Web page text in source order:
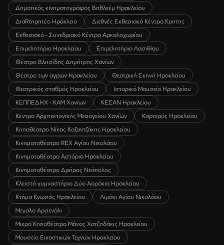
Δημοτικός κινηματογράφος Βηθλεέμ Ηρακλείου
ΔιαRτηρητέο Ηράκλειο
Διεθνές Εκθεσιακό Κέντρο Κρήτης
Εκθεσιακό - Συνεδριακό Κέντρο Αρκαλοχωρίου
Επιμελητήριο Ηρακλείου
Επιμελητήριο Λασιθίου
Θέατρο Βλησίδης Δημήτρης Χανίων
Θέατρο των αγρών Ηρακλείου
Θεατρική Σκηνή Ηρακλείου
Θεατρικός σταθμός Ηρακλείου
Ιστορικό Μουσείο Ηρακλείου
ΚΕΠΠΕΔΗΧ - ΚΑΜ Χανίων
ΚΕΣΑΝ Ηρακλείου
Κέντρο Αρχιτεκτονικής Μεσογείου Χανίων
Καρτερός Ηρακλείου
Κηποθέατρο Νίκος Καζαντζάκης Ηρακλείου
Κινηματοθέατρο REX Αγίου Νικολάου
Κινηματοθέατρο Αστόρια Ηρακλείου
Κινηματοθέατρο Δρήρος Νεάπολης
Κλειστό γυμναστήριο Δύο Αοράκια Ηρακλείου
Κτήμα Κνωσός Ηρακλείου
Λιμάνι Αγίου Νικολάου
Μεγάλο Αρσενάλι
Μικρό Κηποθέατρο Μάνος Χατζηδάκις Ηρακλείου
Μουσείο Εικαστικών Τεχνών Ηρακλείου